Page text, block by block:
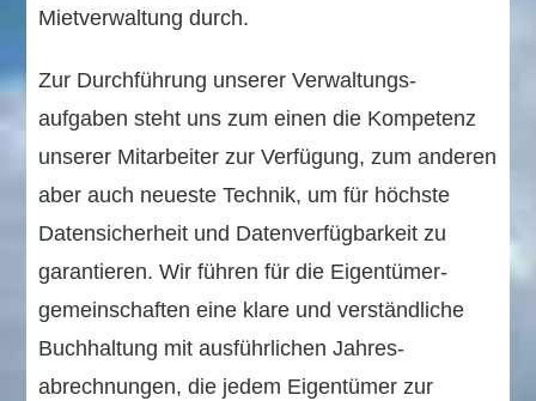
Mietverwaltung durch.
Zur Durchführung unserer Verwaltungs­
aufgaben steht uns zum einen die Kompetenz
unserer Mitarbeiter zur Verfügung, zum anderen
aber auch neueste Technik, um für höchste
Datensicherheit und Daten­verfügbarkeit zu
garantieren. Wir führen für die Eigentümer­
gemeinschaften eine klare und verständliche
Buchhaltung mit ausführlichen Jahres­
abrechnungen, die jedem Eigentümer zur